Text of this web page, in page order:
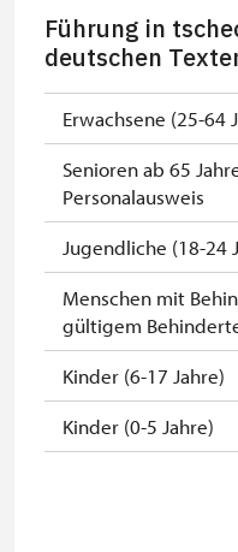
Eintrittskarte
NPÚ-Karte
"Náš člověk"-Karte *
* Freier Eintritt nur
Karteninhaber
** Die Bezahlung
oder mit Karte
Führung in
deutschen
Erwachsene (25-64
Senioren ab 65
Personalausweis
Jugendliche (18-24
Menschen mit
gültigem
Kinder (6-17 Jahre)
Kinder (0-5 Jahre)